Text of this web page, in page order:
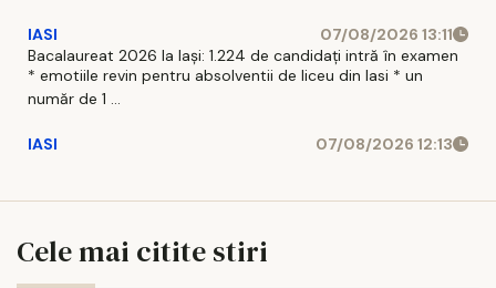
IASI
07/08/2026 13:11
Bacalaureat 2026 la Iași: 1.224 de candidați intră în examen
* emotiile revin pentru absolventii de liceu din Iasi * un
număr de 1 ...
IASI 07/08/2026 12:13
Cele mai citite stiri